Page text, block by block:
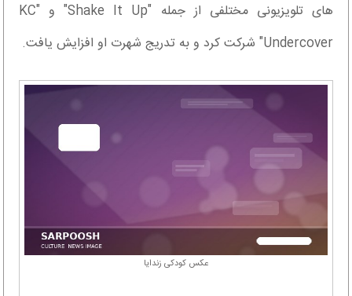
های تلویزیونی مختلفی از جمله "Shake It Up" و "KC
Undercover" شرکت کرد و به تدریج شهرت او افزایش یافت.
عکس کودکی زندایا